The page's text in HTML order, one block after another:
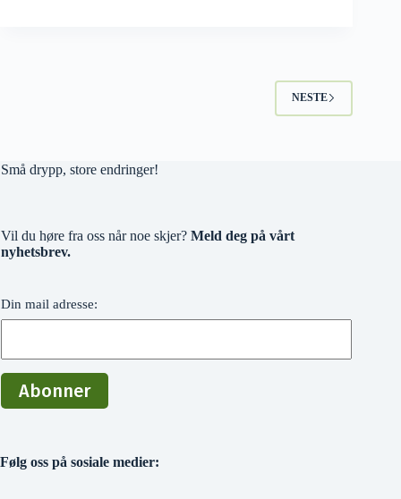
NESTE
Små drypp, store endringer!
Vil du høre fra oss når noe skjer? Meld deg på vårt
nyhetsbrev.
Din mail adresse:
Følg oss på sosiale medier: